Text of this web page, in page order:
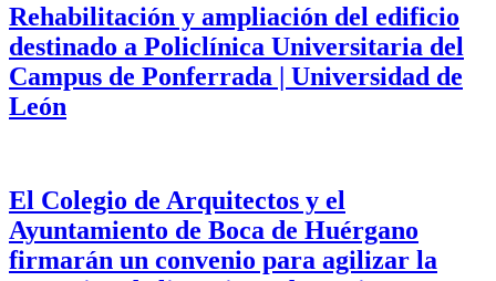
Rehabilitación y ampliación del edificio
destinado a Policlínica Universitaria del
Campus de Ponferrada | Universidad de
León
El Colegio de Arquitectos y el
Ayuntamiento de Boca de Huérgano
firmarán un convenio para agilizar la